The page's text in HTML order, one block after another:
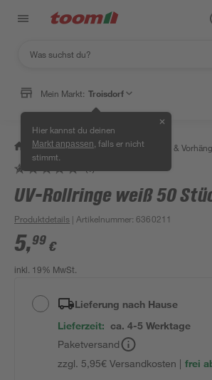
Mein Markt: Troisdorf
Hier kannst du deinen
Markt anpassen , falls er nicht
stimmt.
✕
/ Wohnen & Haushalt / Gardinen &
UV-Rollringe weiß 50
Produktdetails | Artikelnummer:6360211
5,99 €
inkl. 19% MwSt.
Lieferung nach Hause
Lieferzeit: ca. 4-5 Werktage
Paketversand
zzgl. 5,95€ Versandkosten | frei